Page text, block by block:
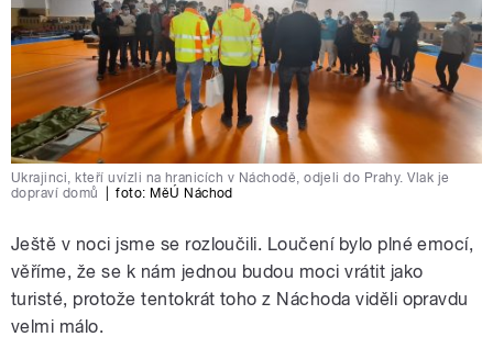
Ukrajinci, kteří uvízli na hranicích v Náchodě, odjeli do Prahy. Vlak je
dopraví domů
foto:MěÚ Náchod
Ještě v noci jsme se rozloučili. Loučení bylo plné emocí,
věříme, že se k nám jednou budou moci vrátit jako
turisté, protože tentokrát toho z Náchoda viděli opravdu
velmi málo.